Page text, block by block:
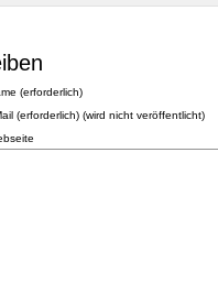
(erforderlich)
(erforderlich) (wird nicht veröffentlicht)